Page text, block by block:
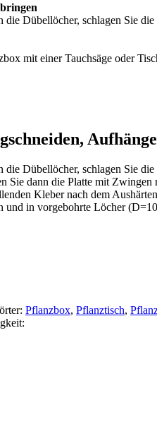
Dübellöcher, schlagen Sie
mit einer Tauchsäge oder
Dübellöcher, schlagen Sie
Sie dann die Platte mit
Kleber nach dem
und in vorgebohrte Löcher
Pflanzbox, Pflanztisch,